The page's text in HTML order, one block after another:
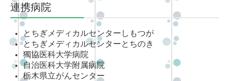
連携病院
とちぎメディカルセンターしもつが
とちぎメディカルセンターとちのき
獨協医科大学病院
自治医科大学附属病院
栃木県立がんセンター